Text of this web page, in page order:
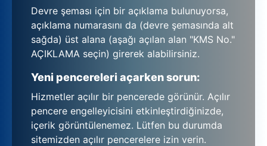
Devre şeması için bir açıklama bulunuyorsa,
açıklama numarasını da (devre şemasında alt
sağda) üst alana (aşağı açılan alan "KMS No."
AÇIKLAMA seçin) girerek alabilirsiniz.
Yeni pencereleri açarken sorun:
Hizmetler açılır bir pencerede görünür. Açılır
pencere engelleyicisini etkinleştirdiğinizde,
içerik görüntülenemez. Lütfen bu durumda
sitemizden açılır pencerelere izin verin.